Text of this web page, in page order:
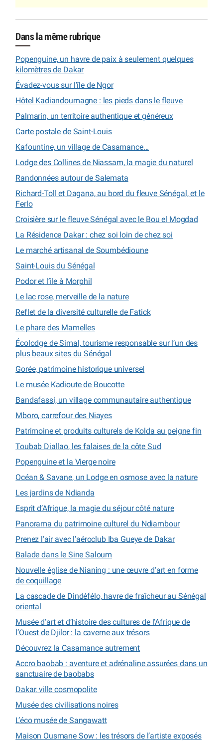
Dans la même rubrique
Popenguine, un havre de paix à seulement quelques
kilomètres de Dakar
Évadez-vous sur l’île de Ngor
Hôtel Kadiandoumagne : les pieds dans le fleuve
Palmarin, un territoire authentique et généreux
Carte postale de Saint-Louis
Kafountine, un village de Casamance...
Lodge des Collines de Niassam, la magie du naturel
Randonnées autour de Salemata
Richard-Toll et Dagana, au bord du fleuve Sénégal, et le
Ferlo
Croisière sur le fleuve Sénégal avec le Bou el Mogdad
La Résidence Dakar : chez soi loin de chez soi
Le marché artisanal de Soumbédioune
Saint-Louis du Sénégal
Podor et l’île à Morphil
Le lac rose, merveille de la nature
Reflet de la diversité culturelle de Fatick
Le phare des Mamelles
Écolodge de Simal, tourisme responsable sur l’un des
plus beaux sites du Sénégal
Gorée, patrimoine historique universel
Le musée Kadioute de Boucotte
Bandafassi, un village communautaire authentique
Mboro, carrefour des Niayes
Patrimoine et produits culturels de Kolda au peigne fin
Toubab Diallao, les falaises de la côte Sud
Popenguine et la Vierge noire
Océan & Savane, un Lodge en osmose avec la nature
Les jardins de Ndianda
Esprit d’Afrique, la magie du séjour côté nature
Panorama du patrimoine culturel du Ndiambour
Prenez l’air avec l’aéroclub Iba Gueye de Dakar
Balade dans le Sine Saloum
Nouvelle église de Nianing : une œuvre d’art en forme
de coquillage
La cascade de Dindéfélo, havre de fraîcheur au Sénégal
oriental
Musée d’art et d’histoire des cultures de l’Afrique de
l’Ouest de Djilor : la caverne aux trésors
Découvrez la Casamance autrement
Accro baobab : aventure et adrénaline assurées dans un
sanctuaire de baobabs
Dakar, ville cosmopolite
Musée des civilisations noires
L’éco musée de Sangawatt
Maison Ousmane Sow : les trésors de l’artiste exposés